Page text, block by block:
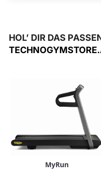
HOL’ DIR DAS
MyRun